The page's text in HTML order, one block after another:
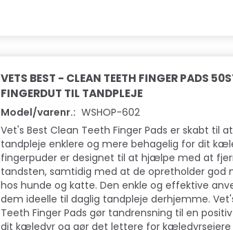
VETS BEST - CLEAN TEETH FINGER PADS
FINGERDUT TIL TANDPLEJE
Model/varenr.: WSHOP-602
Vet's Best Clean Teeth Finger Pads er skabt til
tandpleje enklere og mere behagelig for dit
fingerpuder er designet til at hjælpe med at
tandsten, samtidig med at de opretholder god
hos hunde og katte. Den enkle og effektive
dem ideelle til daglig tandpleje derhjemme.
Teeth Finger Pads gør tandrensning til en
dit kæledyr og gør det lettere for kæledyrsejere